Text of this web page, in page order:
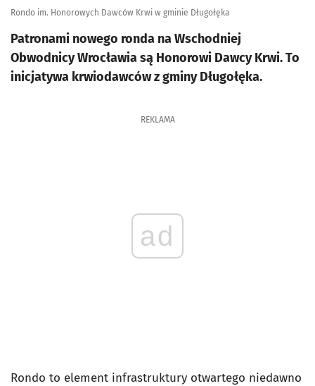
Rondo im. Honorowych Dawców Krwi w gminie Długołęka
Patronami nowego ronda na Wschodniej
Obwodnicy Wrocławia są Honorowi Dawcy Krwi. To
inicjatywa krwiodawców z gminy Długołęka.
REKLAMA
ad
Rondo to element infrastruktury otwartego niedawno